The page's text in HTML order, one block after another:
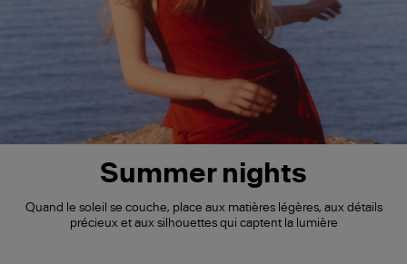
Summer nights
Quand le soleil se couche, place aux matières légères, aux détails
précieux et aux silhouettes qui captent la lumière